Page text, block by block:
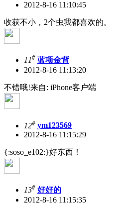
2012-8-16 11:10:45
收获不小，2个虫我都喜欢的。
11# 蓝项金背
2012-8-16 11:13:20
不错哦!来自: iPhone客户端
12# ym123569
2012-8-16 11:15:29
{:soso_e102:}好东西！
13# 好好的
2012-8-16 11:15:35